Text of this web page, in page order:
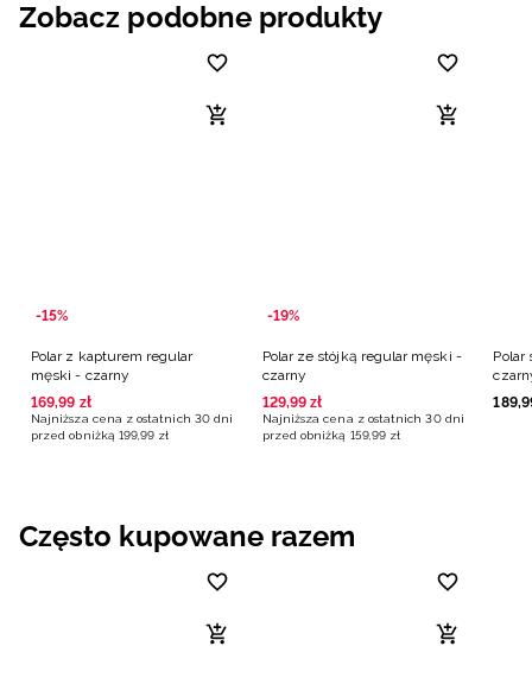
Zobacz podobne produkty
-15%
Polar z kapturem regular
męski - czarny
169,99 zł
Najniższa cena z ostatnich 30 dni
przed obniżką 199,99 zł
-19%
Polar ze stójką regular męski -
czarny
129,99 zł
Najniższa cena z ostatnich 30 dni
przed obniżką 159,99 zł
Polar
189,
Często kupowane razem